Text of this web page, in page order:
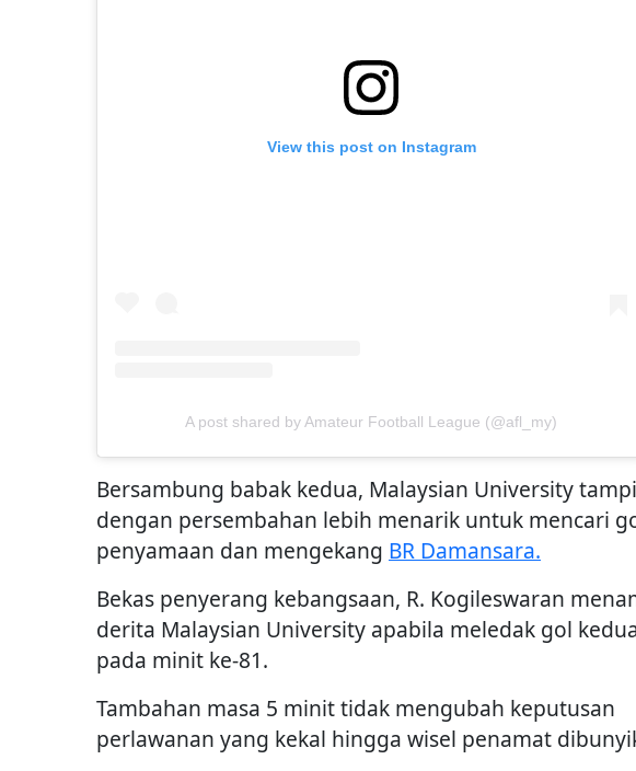
View this post on Instagram
A post shared by Amateur Football League (@afl_my)
Bersambung babak kedua, Malaysian University
dengan persembahan lebih menarik untuk mencari
penyamaan dan mengekang BR Damansara.
Bekas penyerang kebangsaan, R. Kogileswaran
derita Malaysian University apabila meledak gol
pada minit ke-81.
Tambahan masa 5 minit tidak mengubah keputusan
perlawanan yang kekal hingga wisel penamat